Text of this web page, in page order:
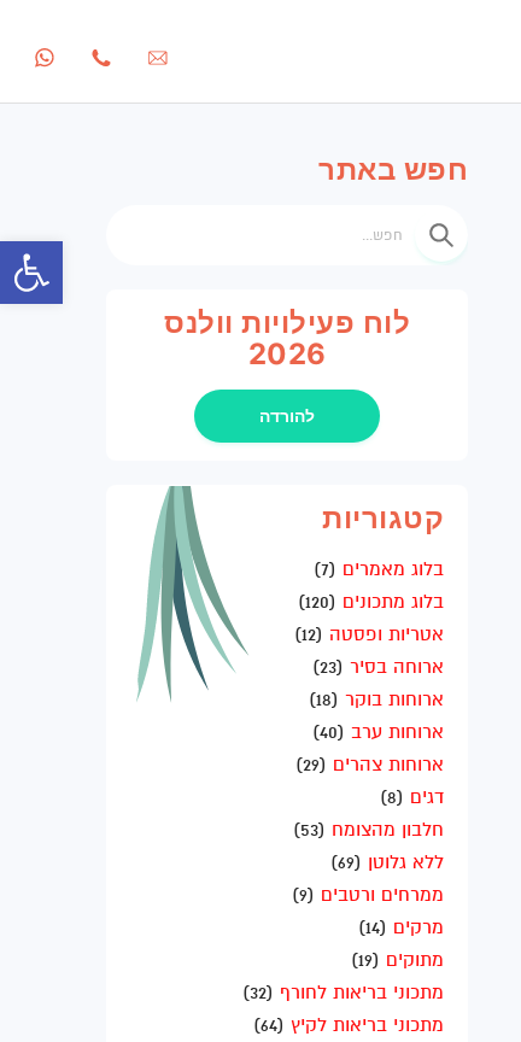
פתח
חפש באתר
חפש
לוח פעילויות וולנס
2026
להורדה
קטגוריות
בלוג מאמרים (7)
בלוג מתכונים (120)
אטריות ופסטה (12)
ארוחה בסיר (23)
ארוחות בוקר (18)
ארוחות ערב (40)
ארוחות צהרים (29)
דגים (8)
חלבון מהצומח (53)
ללא גלוטן (69)
ממרחים ורטבים (9)
מרקים (14)
מתוקים (19)
מתכוני בריאות לחורף (32)
מתכוני בריאות לקיץ (64)